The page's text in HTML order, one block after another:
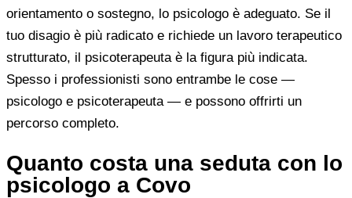
orientamento o sostegno, lo psicologo è adeguato. Se il
tuo disagio è più radicato e richiede un lavoro terapeutico
strutturato, il psicoterapeuta è la figura più indicata.
Spesso i professionisti sono entrambe le cose —
psicologo e psicoterapeuta — e possono offrirti un
percorso completo.
Quanto costa una seduta con lo
psicologo a Covo